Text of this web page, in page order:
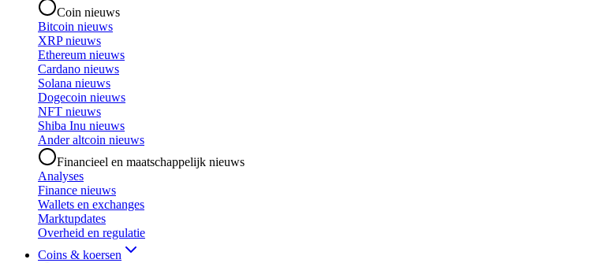
Coin nieuws
Bitcoin nieuws
XRP nieuws
Ethereum nieuws
Cardano nieuws
Solana nieuws
Dogecoin nieuws
NFT nieuws
Shiba Inu nieuws
Ander altcoin nieuws
Financieel en maatschappelijk nieuws
Analyses
Finance nieuws
Wallets en exchanges
Marktupdates
Overheid en regulatie
Coins & koersen